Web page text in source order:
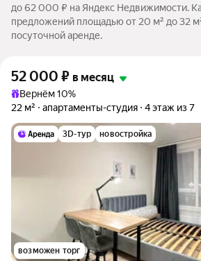
до 62 000 ₽ на Яндекс Недвижимости.
предложений площадью от 20 м² до 32
посуточной аренде.
52 000 ₽ в месяц
Вернём 10%
22 м²
апартаменты-студия 4 этаж из 7
3D-тур новостройка
возможен торг